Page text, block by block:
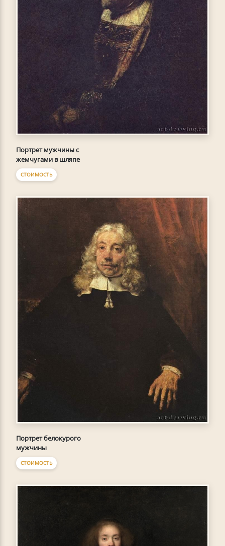
Портрет мужчины с
жемчугами в шляпе
СТОИМОСТЬ
Портрет белокурого
мужчины
СТОИМОСТЬ